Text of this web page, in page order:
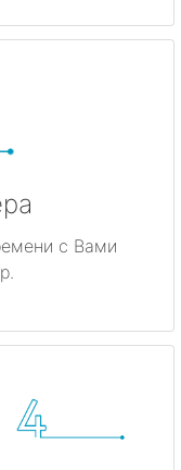
с Вами